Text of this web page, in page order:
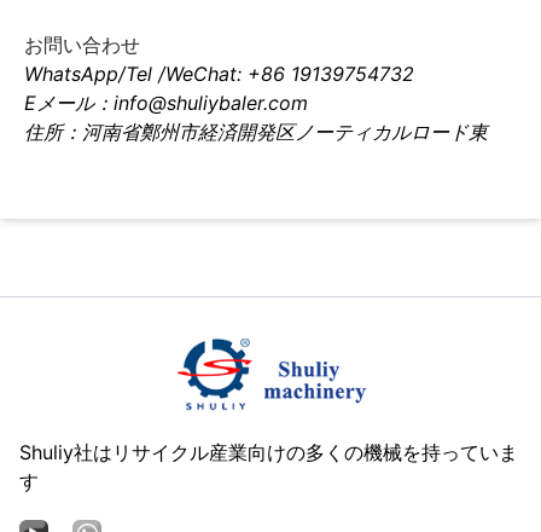
お問い合わせ
WhatsApp/Tel /WeChat: +86 19139754732
Eメール：info@shuliybaler.com
住所：河南省鄭州市経済開発区ノーティカルロード東
Shuliy社はリサイクル産業向けの多くの機械を持っていま
す